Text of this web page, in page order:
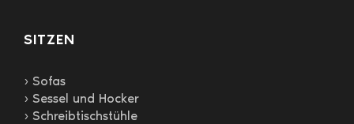
SITZEN
› Sofas
› Sessel und Hocker
› Schreibtischstühle